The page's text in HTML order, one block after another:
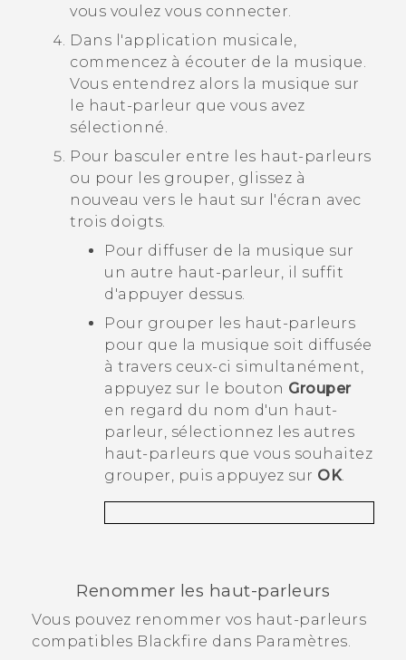
vous voulez vous connecter.
Dans l'application musicale,
commencez à écouter de la musique.
Vous entendrez alors la musique sur
le haut-parleur que vous avez
sélectionné.
Pour basculer entre les haut-parleurs
ou pour les grouper, glissez à
nouveau vers le haut sur l'écran avec
trois doigts.
Pour diffuser de la musique sur
un autre haut-parleur, il suffit
d'appuyer dessus.
Pour grouper les haut-parleurs
pour que la musique soit diffusée
à travers ceux-ci simultanément,
appuyez sur le bouton Grouper
en regard du nom d'un haut-
parleur, sélectionnez les autres
haut-parleurs que vous souhaitez
grouper, puis appuyez sur OK.
Renommer les haut-parleurs
Vous pouvez renommer vos haut-parleurs
compatibles Blackfire dans Paramètres.